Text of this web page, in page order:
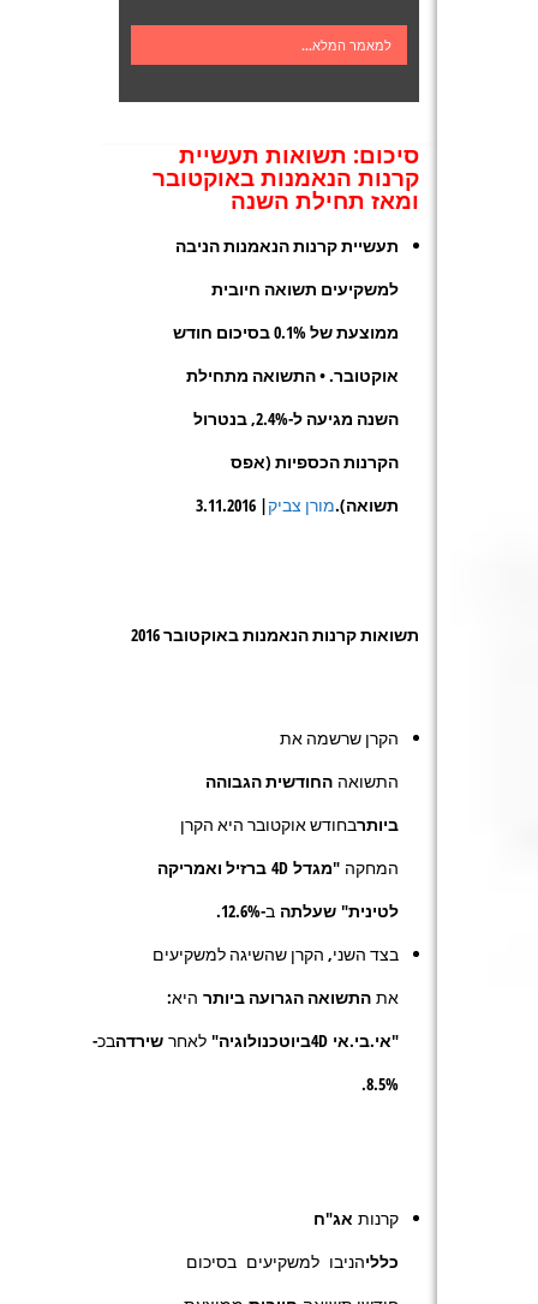
למאמר המלא...
סיכום: תשואות תעשיית
קרנות הנאמנות באוקטובר
ומאז תחילת השנה
תעשיית קרנות הנאמנות הניבה
למשקיעים תשואה חיובית
ממוצעת של 0.1% בסיכום חודש
אוקטובר. •התשואה מתחילת
השנה מגיעה ל-2.4%, בנטרול
הקרנות הכספיות (אפס
תשואה).מורן צביק| 3.11.2016
תשואות קרנות הנאמנות באוקטובר 2016
הקרן שרשמה את
התשואה החודשית הגבוהה
ביותרבחודש אוקטובר היא הקרן
המחקה "מגדל 4D ברזיל ואמריקה
לטינית" שעלתה ב-12.6%
.
בצד השני, הקרן שהשיגה למשקיעים
את התשואה הגרועה ביותר היא:
"אי.בי.אי 4Dביוטכנולוגיה" לאחר שירדהבכ-
8.5%
.
קרנות אג"ח
כלליהניבו למשקיעים בסיכום